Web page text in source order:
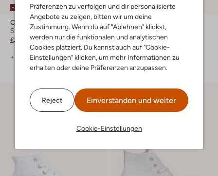
Präferenzen zu verfolgen und dir personalisierte
Angebote zu zeigen, bitten wir um deine
Zustimmung. Wenn du auf "Ablehnen" klickst,
werden nur die funktionalen und analytischen
Cookies platziert. Du kannst auch auf "Cookie-
Einstellungen" klicken, um mehr Informationen zu
erhalten oder deine Präferenzen anzupassen.
Reject Einverstanden und weiter
Cookie-Einstellungen
-30%
Converse
Sneaker High
€ 84,99 € 58,99
+ mehr farben
-60%
Converse
Sneaker High
€ 99,99 € 39,99